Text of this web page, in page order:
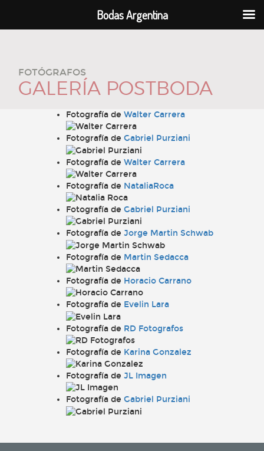
FOTÓGRAFOS
GALERÍA POSTBODA
Fotografía de Walter Carrera
Fotografía de Gabriel Purziani
Fotografía de Walter Carrera
Fotografía de NataliaRoca
Fotografía de Gabriel Purziani
Fotografía de Jorge Martin Schwab
Fotografía de Martin Sedacca
Fotografía de Horacio Carrano
Fotografía de Evelin Lara
Fotografía de RD Fotografos
Fotografía de Karina Gonzalez
Fotografía de JL Imagen
Fotografía de Gabriel Purziani
Bodas Argentina